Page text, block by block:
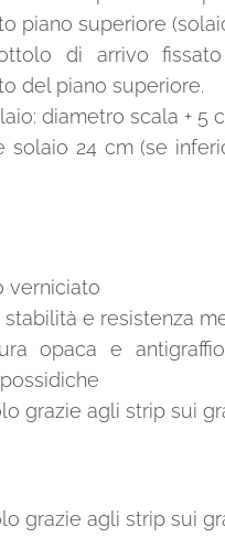
piano superiore
di arrivo
del piano superiore.
diametro scala + 5
solaio 24 cm (se
verniciato
stabilità e resistenza
opaca e
grazie agli strip sui
grazie agli strip sui